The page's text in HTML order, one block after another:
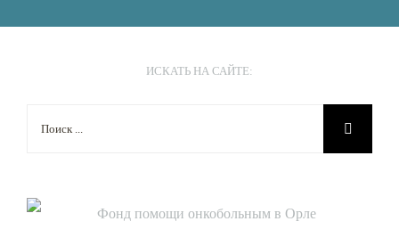
ИСКАТЬ НА САЙТЕ: